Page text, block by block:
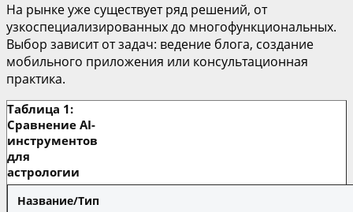
На рынке уже существует ряд решений, от
узкоспециализированных до многофункциональных.
Выбор зависит от задач: ведение блога, создание
мобильного приложения или консультационная
практика.
Таблица 1:
Сравнение AI-
инструментов
для
астрологии
Название/Тип